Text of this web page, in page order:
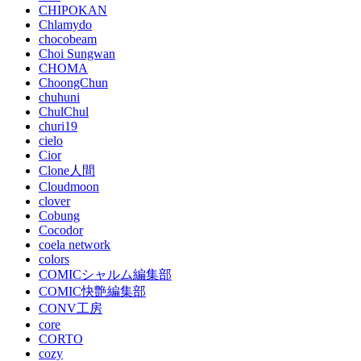
CHIPOKAN
Chlamydo
chocobeam
Choi Sungwan
CHOMA
ChoongChun
chuhuni
ChulChul
churi19
cielo
Cior
Clone人間
Cloudmoon
clover
Cobung
Cocodor
coela network
colors
COMICシャルム編集部
COMIC快艶編集部
CONV工房
core
CORTO
cozy